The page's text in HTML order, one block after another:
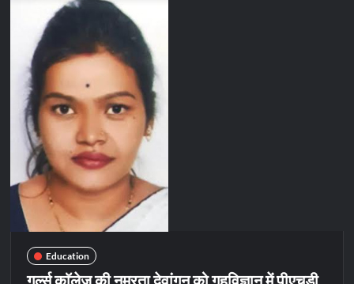
Education